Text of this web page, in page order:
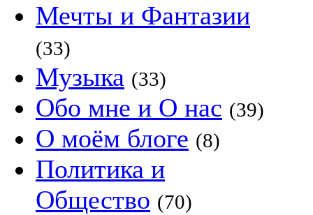
Мечты и Фантазии
(33)
Музыка (33)
Обо мне и О нас (39)
О моём блоге (8)
Политика и
Общество (70)